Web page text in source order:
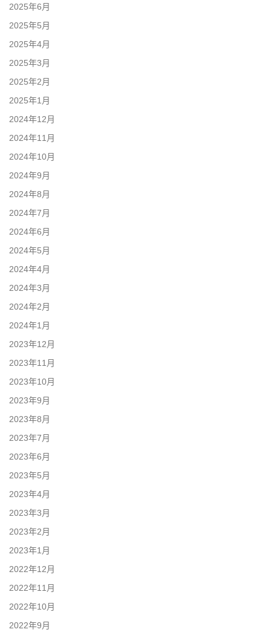
2025年6月
2025年5月
2025年4月
2025年3月
2025年2月
2025年1月
2024年12月
2024年11月
2024年10月
2024年9月
2024年8月
2024年7月
2024年6月
2024年5月
2024年4月
2024年3月
2024年2月
2024年1月
2023年12月
2023年11月
2023年10月
2023年9月
2023年8月
2023年7月
2023年6月
2023年5月
2023年4月
2023年3月
2023年2月
2023年1月
2022年12月
2022年11月
2022年10月
2022年9月